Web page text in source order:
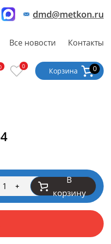
dmd@metkon.ru
Все новости Контакты
0 Корзина 0
В
корзину